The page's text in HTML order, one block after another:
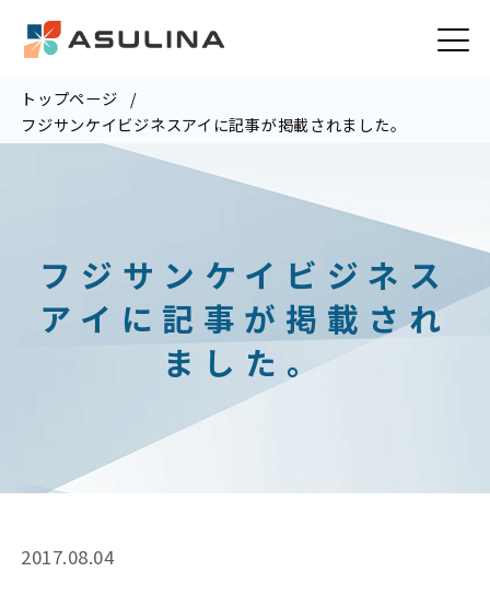
トップページ
フジサンケイビジネスアイに記事が掲載されました。
フジサンケイビジネス
アイに記事が掲載され
ました。
2017.08.04